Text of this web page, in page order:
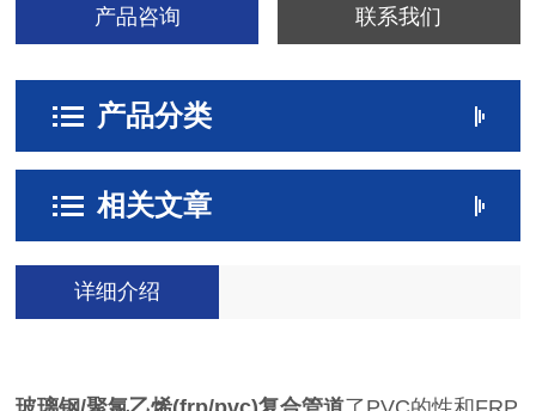
产品咨询 联系我们
产品分类
相关文章
详细介绍